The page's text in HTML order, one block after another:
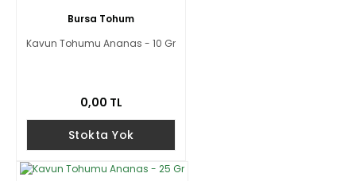
Bursa Tohum
Kavun Tohumu Ananas - 10 Gr
0,00 TL
Stokta Yok